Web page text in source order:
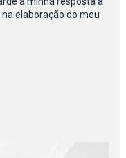
elaboração do meu